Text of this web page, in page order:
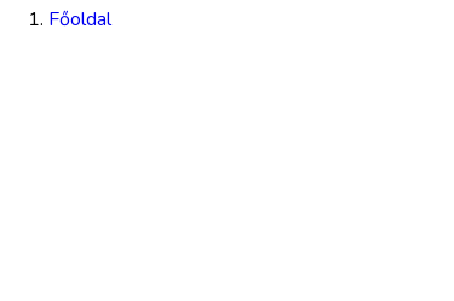
Főoldal